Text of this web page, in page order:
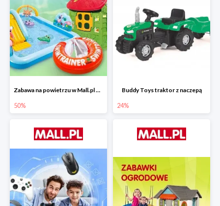
Zabawa na powietrzu w Mall.pl do -50%
50%
Buddy Toys traktor z naczepą
24%